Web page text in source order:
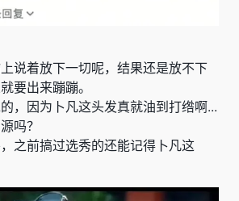
说着放下一切呢，结果还是放不下
要出来蹦蹦。
，因为卜凡这头发真就油到打绺啊...
吗？
之前搞过选秀的还能记得卜凡这